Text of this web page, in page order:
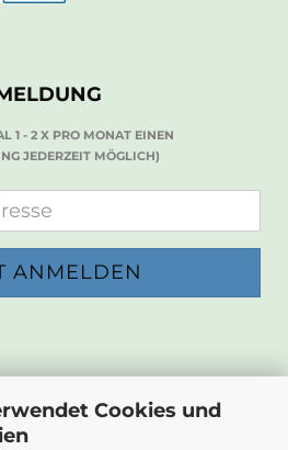
Cookies und
1 - 2 X PRO MONAT EINEN
JEDERZEIT MÖGLICH)